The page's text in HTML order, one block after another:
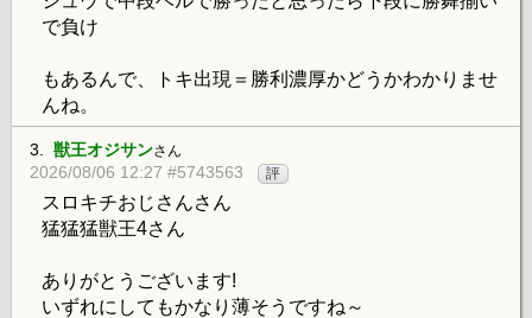
で負け
もあるんで、トキ出現＝勝利濃厚かどうかわかりませ
んね。
3. 獣王オジサンさん
2026/08/06 12:27 #5743563 評
スロキチおじさんさん
猛猛猛獣王4さん
ありがとうございます!
いずれにしてもかなり薄そうですね～